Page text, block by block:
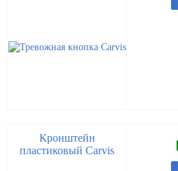
Кронштейн
пластиковый Carvis